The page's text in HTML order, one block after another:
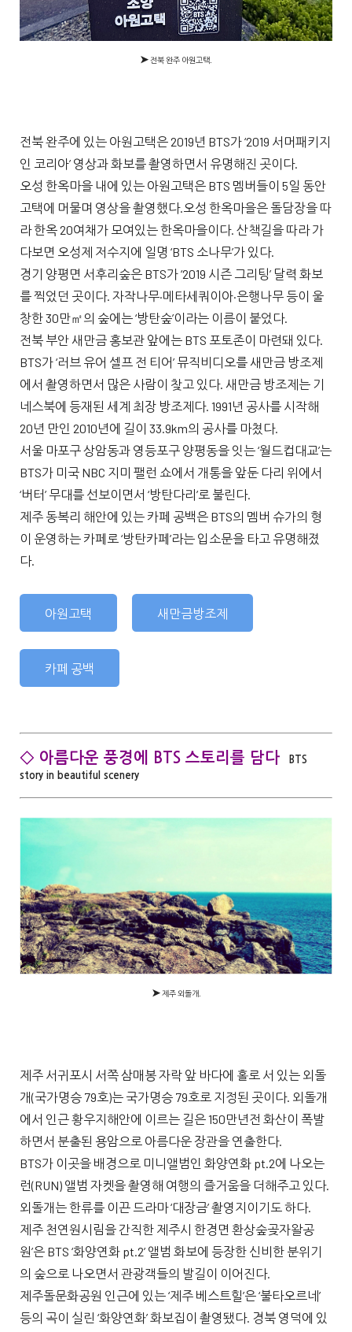
➤전북 완주 아원고택.
전북 완주에 있는 아원고택은 2019년 BTS가 ‘2019 서머패키지
인 코리아’ 영상과 화보를 촬영하면서 유명해진 곳이다.
오성 한옥마을 내에 있는 아원고택은 BTS 멤버들이 5일 동안
고택에 머물며 영상을 촬영했다.오성 한옥마을은 돌담장을 따
라 한옥 20여채가 모여있는 한옥마을이다. 산책길을 따라 가
다보면 오성제 저수지에 일명 ‘BTS 소나무’가 있다.
경기 양평면 서후리숲은 BTS가 ‘2019 시즌 그리팅’ 달력 화보
를 찍었던 곳이다. 자작나무·메타세쿼이아·은행나무 등이 울
창한 30만㎡의 숲에는 ‘방탄숲’이라는 이름이 붙었다.
전북 부안 새만금 홍보관 앞에는 BTS 포토존이 마련돼 있다.
BTS가 ‘러브 유어 셀프 전 티어’ 뮤직비디오를 새만금 방조제
에서 촬영하면서 많은 사람이 찾고 있다. 새만금 방조제는 기
네스북에 등재된 세계 최장 방조제다. 1991년 공사를 시작해
20년 만인 2010년에 길이 33.9km의 공사를 마쳤다.
서울 마포구 상암동과 영등포구 양평동을 잇는 ‘월드컵대교’는
BTS가 미국 NBC 지미 팰런 쇼에서 개통을 앞둔 다리 위에서
‘버터’ 무대를 선보이면서 ‘방탄다리’로 불린다.
제주 동복리 해안에 있는 카페 공백은 BTS의 멤버 슈가의 형
이 운영하는 카페로 ‘방탄카페’라는 입소문을 타고 유명해졌
다.
아원고택 새만금방조제
카페 공백
◇ 아름다운 풍경에 BTS 스토리를 담다
BTS
story in beautiful scenery
➤제주 외돌개.
제주 서귀포시 서쪽 삼매봉 자락 앞 바다에 홀로 서 있는 외돌
개(국가명승 79호)는 국가명승 79호로 지정된 곳이다. 외돌개
에서 인근 황우지해안에 이르는 길은 150만년전 화산이 폭발
하면서 분출된 용암으로 아름다운 장관을 연출한다.
BTS가 이곳을 배경으로 미니앨범인 화양연화 pt.2에 나오는
런(RUN) 앨범 자켓을 촬영해 여행의 즐거움을 더해주고 있다.
외돌개는 한류를 이끈 드라마 ‘대장금’ 촬영지이기도 하다.
제주 천연원시림을 간직한 제주시 한경면 환상숲곶자왈공
원’은 BTS ‘화양연화 pt.2’ 앨범 화보에 등장한 신비한 분위기
의 숲으로 나오면서 관광객들의 발길이 이어진다.
제주돌문화공원 인근에 있는 ‘제주 베스트힐’은 ‘불타오르네’
등의 곡이 실린 ‘화양연화’ 화보집이 촬영됐다. 경북 영덕에 있